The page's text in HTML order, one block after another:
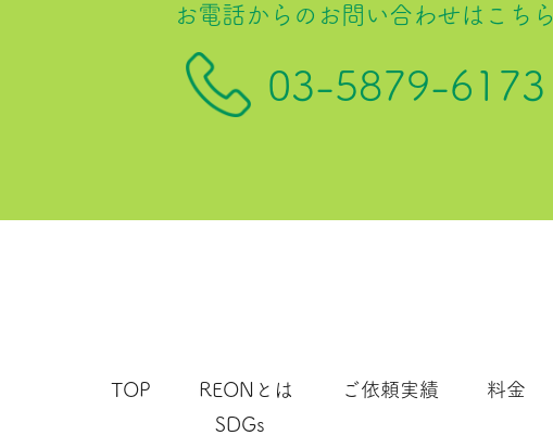
お電話からのお問い合わせはこちら
03-5879-6173
TOP
REONとは
SDGs
ご依頼実績 料金